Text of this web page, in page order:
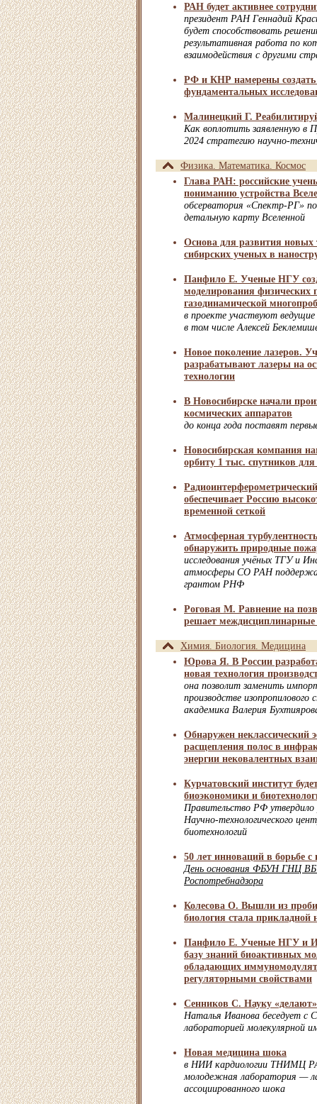
РАН будет активнее
президент РАН Геннадий
будет способствовать
результативная работа по
взаимодействия с другими
РФ и КНР намерены создать
фундаментальных
Малинецкий Г.
Как воплотить заявленную в
2024 стратегию научно-
Физика. Математика. Космос
Глава РАН: российские
пониманию устройства
обсерватория «Спектр-РГ»
детальную карту Вселенной
Основа для развития новых
сибирских ученых в
Панфило Е. Ученые НГУ
моделирования физических
газодинамической
в проекте участвуют
в том числе Алексей
Новое поколение лазеров.
разрабатывают лазеры на
технологии
В Новосибирске начали
космических аппаратов
до конца года поставят
Новосибирская компания
орбиту 1 тыс. спутников
обеспечивает Россию
временной сеткой
Атмосферная
обнаружить природные
исследования учёных ТГУ и
атмосферы СО РАН
грантом РНФ
Роговая М. Равнение на
решает междисциплинарные
Химия. Биология. Медицина
Юрова Я. В России
новая технология
она позволит заменить
производстве
академика Валерия
Обнаружен неклассический
расщепления полос в
энергии нековалентных
Курчатовский институт
биоэкономики и
Правительство РФ утвердило
Научно-технологического
биотехнологий
50 лет инноваций в борьбе с
День основания ФБУН ГНЦ
Роспотребнадзора
Колесова О. Вышли из
биология стала прикладной
Панфило Е. Ученые НГУ и
базу знаний биоактивных
обладающих
регуляторными свойствами
Сенников С. Науку
Наталья Иванова беседует с
лабораторией молекулярной
Новая медицина шока
в НИИ кардиологии ТНИМЦ
молодежная лаборатория —
ассоциированного шока